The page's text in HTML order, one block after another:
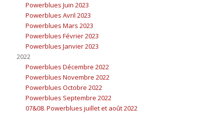
Powerblues Juin 2023
Powerblues Avril 2023
Powerblues Mars 2023
Powerblues Février 2023
Powerblues Janvier 2023
2022
Powerblues Décembre 2022
Powerblues Novembre 2022
Powerblues Octobre 2022
Powerblues Septembre 2022
07&08. Powerblues juillet et août 2022